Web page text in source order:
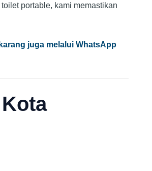
portable, kami memastikan
juga melalui WhatsApp